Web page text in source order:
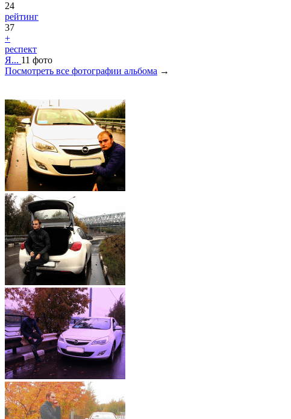
24
рейтинг
37
+
респект
Я... 11 фото
Посмотреть все фотографии альбома →